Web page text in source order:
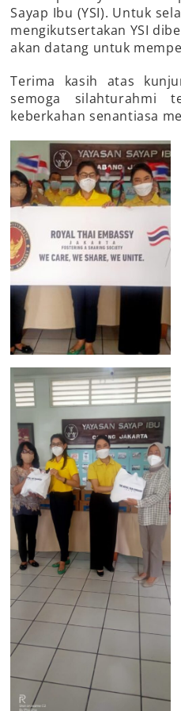
Sayap Ibu (YSI). Untuk
mengikutsertakan YSI
akan datang untuk
Terima kasih atas
semoga silahturahmi
keberkahan senantiasa